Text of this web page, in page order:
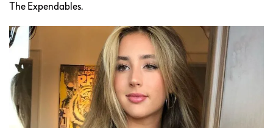
The Expendables.